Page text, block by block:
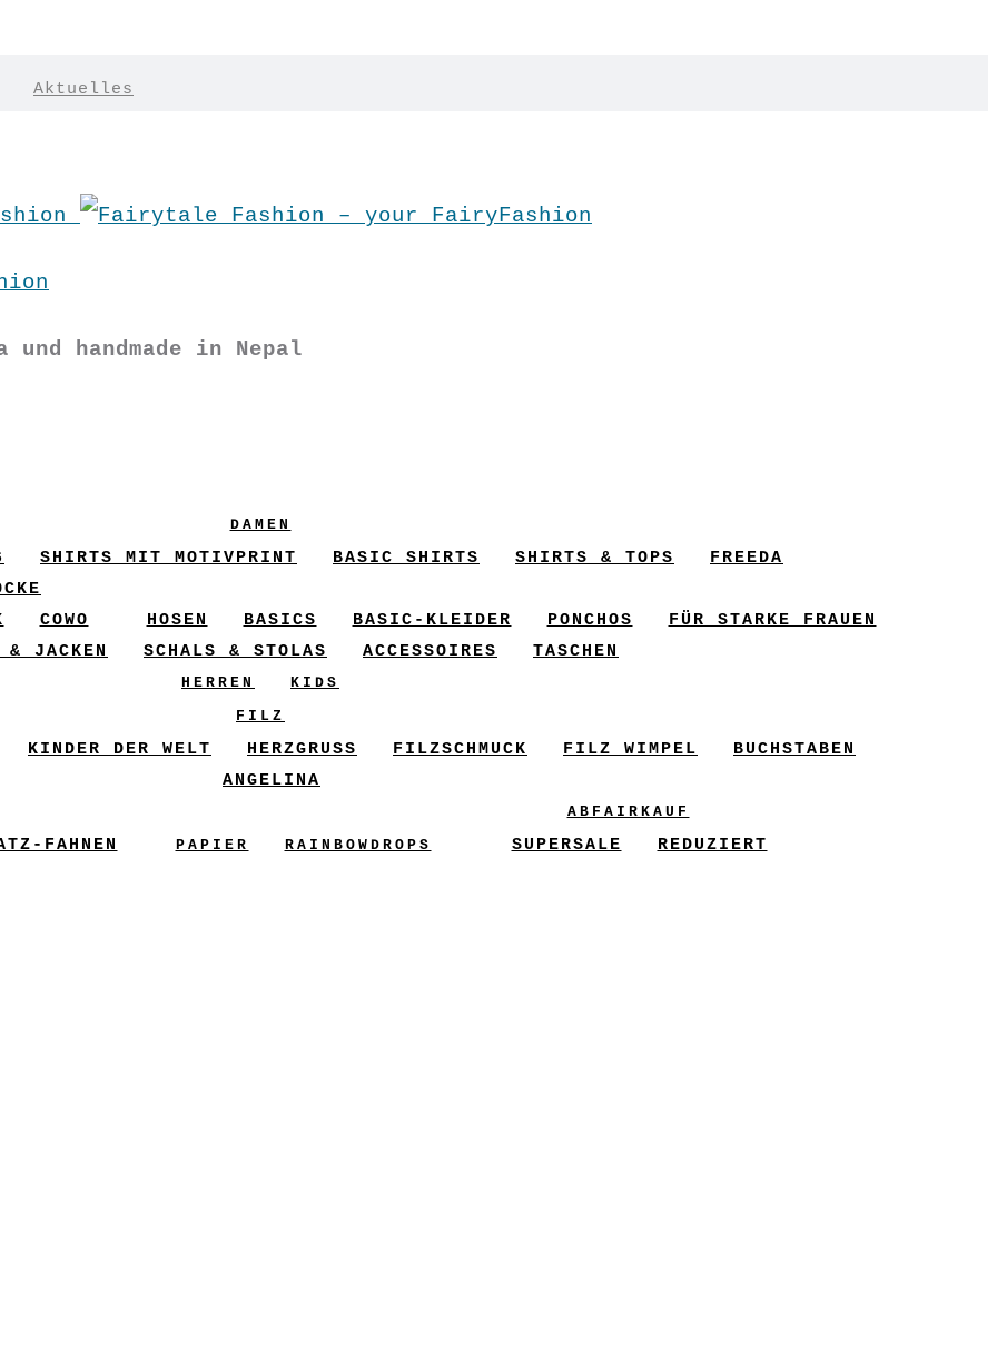
Aktuelles
handmade in Nepal
DAMEN
SHIRTS MIT MOTIVPRINT BASIC SHIRTS SHIRTS & TOPS FREEDA
COWO HOSEN BASICS BASIC-KLEIDER PONCHOS
FÜR STARKE FRAUEN
& JACKEN
SCHALS & STOLAS ACCESSOIRES TASCHEN
HERREN
KIDS
FILZ
KINDER DER WELT HERZGRUSS FILZSCHMUCK FILZ WIMPEL
BUCHSTABEN
ANGELINA
FAHNEN PAPIER RAINBOWDROPS
ABFAIRKAUF
SUPERSALE REDUZIERT